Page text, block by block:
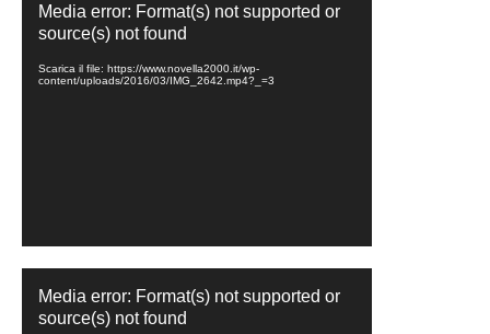
Player
Media error: Format(s) not supported or
source(s) not found
Scarica il file: https://www.novella2000.it/wp-
content/uploads/2016/03/IMG_2642.mp4?_=3
Player
Media error: Format(s) not supported or
source(s) not found